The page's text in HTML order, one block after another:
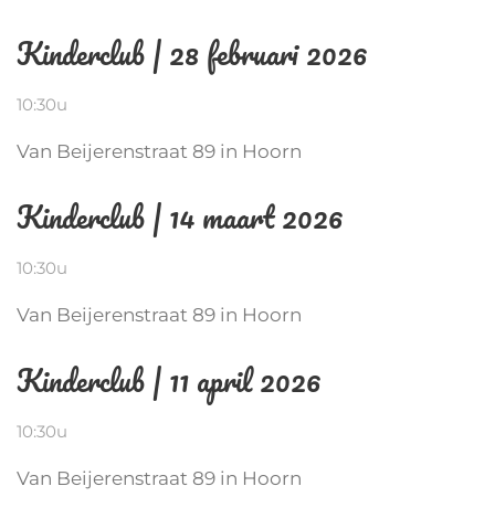
Kinderclub | 28 februari 2026
10:30u
Van Beijerenstraat 89 in Hoorn
Kinderclub | 14 maart 2026
10:30u
Van Beijerenstraat 89 in Hoorn
Kinderclub | 11 april 2026
10:30u
Van Beijerenstraat 89 in Hoorn